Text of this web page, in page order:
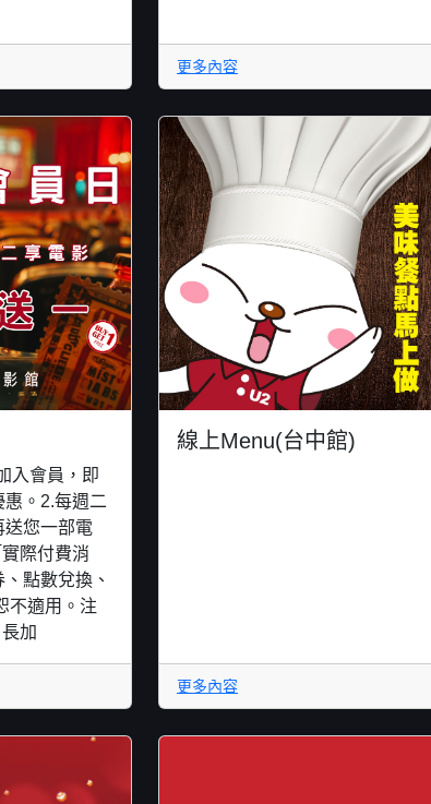
更多內容
入會員，即
。2.每週二
送您一部電
際付費消
點數兌換、
不適用。注
加
線上Menu(台中館)
更多內容